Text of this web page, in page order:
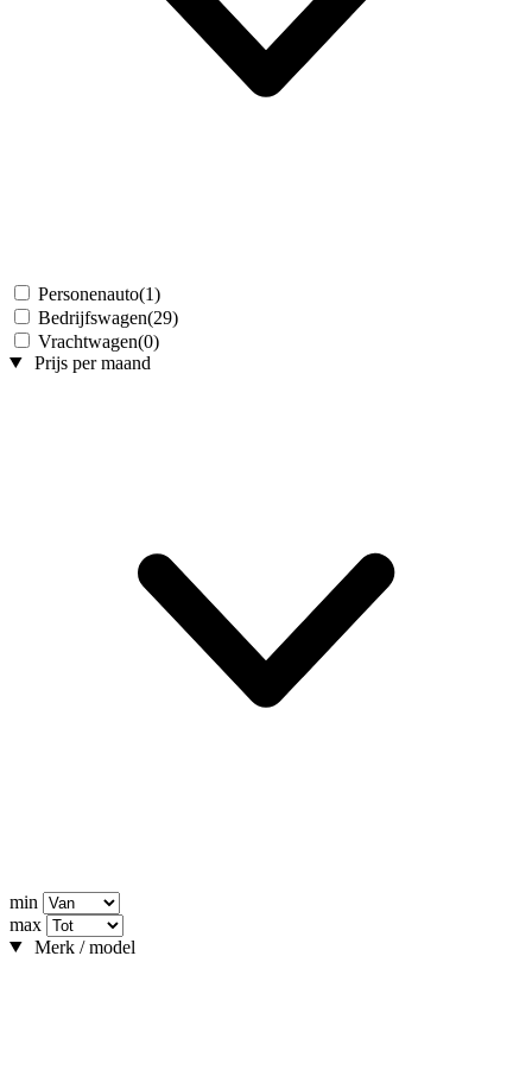
Personenauto(1)
Bedrijfswagen(29)
Vrachtwagen(0)
Prijs per maand
min
max
Merk / model